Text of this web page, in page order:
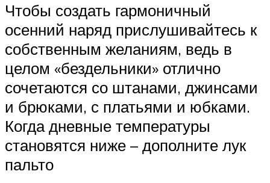
Чтобы создать гармоничный
осенний наряд прислушивайтесь к
собственным желаниям, ведь в
целом «бездельники» отлично
сочетаются со штанами, джинсами
и брюками, с платьями и юбками.
Когда дневные температуры
становятся ниже – дополните лук
пальто